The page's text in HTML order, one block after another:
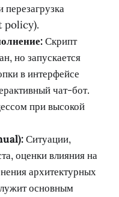
перезагрузка
policy).
Скрипт
но запускается
в интерфейсе
чат-бот.
при высокой
Ситуации,
оценки влияния на
архитектурных
основным